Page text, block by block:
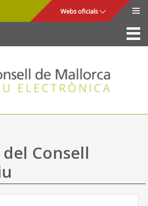
Webs oficials
La Seu
Consell de Mallorca
Accés i seguretat
Utilitats
Ajuda
Consell